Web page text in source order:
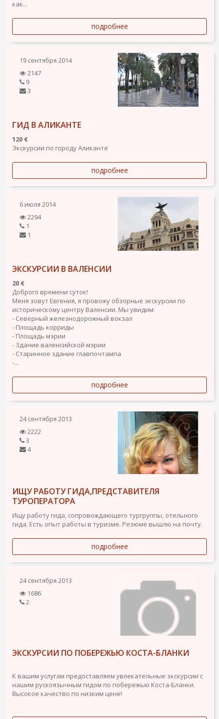
как...
подробнее
19 сентября 2014
2147
9
3
ГИД В АЛИКАНТЕ
120 €
Экскурсии по городу Аликанте
подробнее
6 июля 2014
2294
1
1
ЭКСКУРСИИ В ВАЛЕНСИИ
20 €
Доброго времени суток!
Меня зовут Евгения, я провожу обзорные экскурсии по
историческому центру Валенсии. Мы увидим:
- Северный железнодорожный вокзал
- Площадь корриды
- Площадь мэрии
- Здание валенсийской мэрии
- Старинное здание главпочтампа
-...
подробнее
24 сентября 2013
2222
3
4
ИЩУ РАБОТУ ГИДА,ПРЕДСТАВИТЕЛЯ
ТУРОПЕРАТОРА
Ищу работу гида, сопровождающего тургруппы, отельного
гида. Есть опыт работы в туризме. Резюме вышлю на почту.
подробнее
24 сентября 2013
1686
2
ЭКСКУРСИИ ПО ПОБЕРЕЖЬЮ КОСТА-БЛАНКИ
К вашим услугам предоставляем увлекательные экскурсии с
нашим рускоязычным гидом по побережью Коста-Бланки.
Высокое качество по низким цене!